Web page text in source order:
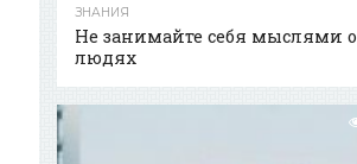
ЗНАНИЯ
Не занимайте себя мыслями о
людях